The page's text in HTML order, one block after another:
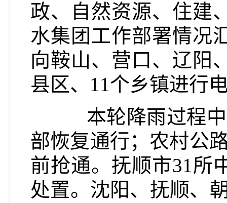
政、自然资源、住建
水集团工作部署情况
向鞍山、营口、辽阳
县区、11个乡镇进行
本轮降雨过程中
部恢复通行；农村公
前抢通。抚顺市31所
处置。沈阳、抚顺、